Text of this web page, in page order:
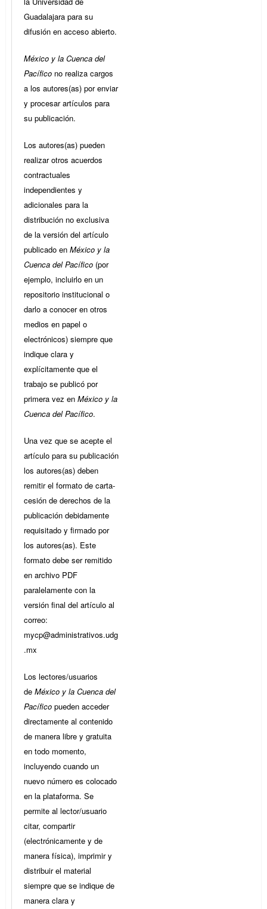
Guadalajara para su
difusión en acceso abierto.
México y la Cuenca del
Pacífico no realiza cargos
a los autores(as) por enviar
y procesar artículos para
su publicación.
Los autores(as) pueden
realizar otros acuerdos
contractuales
independientes y
adicionales para la
distribución no exclusiva
de la versión del artículo
publicado en México y la
Cuenca del Pacífico (por
ejemplo, incluirlo en un
repositorio institucional o
darlo a conocer en otros
medios en papel o
electrónicos) siempre que
indique clara y
explícitamente que el
trabajo se publicó por
primera vez en México y la
Cuenca del Pacífico.
Una vez que se acepte el
artículo para su publicación
los autores(as) deben
remitir el formato de carta-
cesión de derechos de la
publicación debidamente
requisitado y firmado por
los autores(as). Este
formato debe ser remitido
en archivo PDF
paralelamente con la
versión final del artículo al
correo:
mycp@administrativos.udg
.mx
Los lectores/usuarios
de México y la Cuenca del
Pacífico pueden acceder
directamente al contenido
de manera libre y gratuita
en todo momento,
incluyendo cuando un
nuevo número es colocado
en la plataforma. Se
permite al lector/usuario
citar, compartir
(electrónicamente y de
manera física), imprimir y
distribuir el material
siempre que se indique de
manera clara y